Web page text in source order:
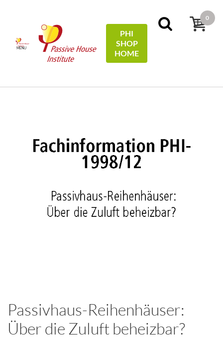
MENU
PHI
SHOP
HOME
0
Technical Information
Passivhaus-
Passivhaus-Reihenhäuser:
Über die Zuluft beheizbar?